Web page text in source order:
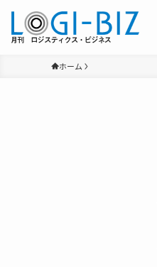
ホーム